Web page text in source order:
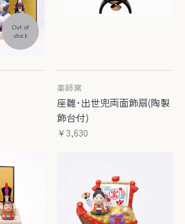
Out of
stock
薬師窯
座雛･出世兜両面飾扇(陶製
飾台付)
¥3,630